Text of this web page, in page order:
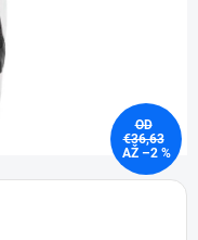
OD
€36,63
AŽ –2 %